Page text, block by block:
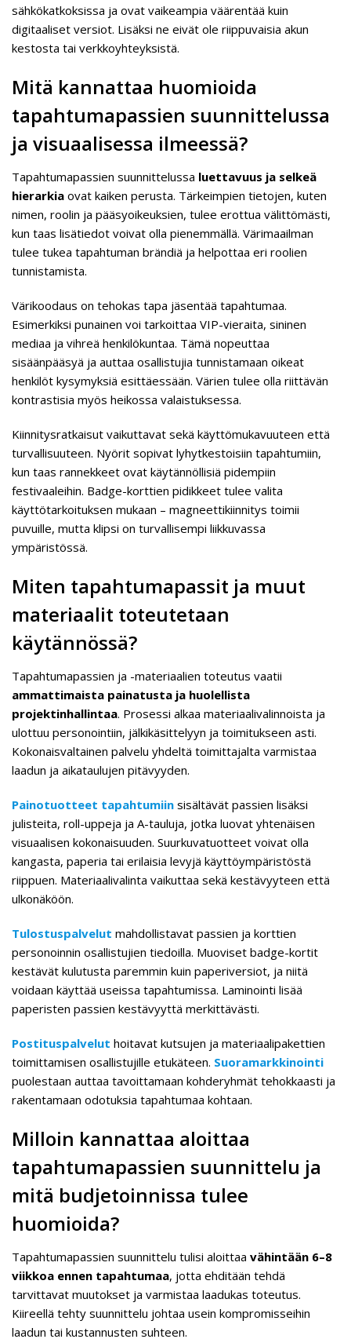
sähkökatkoksissa ja ovat vaikeampia väärentää kuin
digitaaliset versiot. Lisäksi ne eivät ole riippuvaisia akun
kestosta tai verkkoyhteyksistä.
Mitä kannattaa huomioida
tapahtumapassien suunnittelussa
ja visuaalisessa ilmeessä?
Tapahtumapassien suunnittelussa luettavuus ja selkeä
hierarkia ovat kaiken perusta. Tärkeimpien tietojen, kuten
nimen, roolin ja pääsyoikeuksien, tulee erottua välittömästi,
kun taas lisätiedot voivat olla pienemmällä. Värimaailman
tulee tukea tapahtuman brändiä ja helpottaa eri roolien
tunnistamista.
Värikoodaus on tehokas tapa jäsentää tapahtumaa.
Esimerkiksi punainen voi tarkoittaa VIP-vieraita, sininen
mediaa ja vihreä henkilökuntaa. Tämä nopeuttaa
sisäänpääsyä ja auttaa osallistujia tunnistamaan oikeat
henkilöt kysymyksiä esittäessään. Värien tulee olla riittävän
kontrastisia myös heikossa valaistuksessa.
Kiinnitysratkaisut vaikuttavat sekä käyttömukavuuteen että
turvallisuuteen. Nyörit sopivat lyhytkestoisiin tapahtumiin,
kun taas rannekkeet ovat käytännöllisiä pidempiin
festivaaleihin. Badge-korttien pidikkeet tulee valita
käyttötarkoituksen mukaan – magneettikiinnitys toimii
puvuille, mutta klipsi on turvallisempi liikkuvassa
ympäristössä.
Miten tapahtumapassit ja muut
materiaalit toteutetaan
käytännössä?
Tapahtumapassien ja -materiaalien toteutus vaatii
ammattimaista painatusta ja huolellista
projektinhallintaa. Prosessi alkaa materiaalivalinnoista ja
ulottuu personointiin, jälkikäsittelyyn ja toimitukseen asti.
Kokonaisvaltainen palvelu yhdeltä toimittajalta varmistaa
laadun ja aikataulujen pitävyyden.
Painotuotteet tapahtumiin sisältävät passien lisäksi
julisteita, roll-uppeja ja A-tauluja, jotka luovat yhtenäisen
visuaalisen kokonaisuuden. Suurkuvatuotteet voivat olla
kangasta, paperia tai erilaisia levyjä käyttöympäristöstä
riippuen. Materiaalivalinta vaikuttaa sekä kestävyyteen että
ulkonäköön.
Tulostuspalvelut mahdollistavat passien ja korttien
personoinnin osallistujien tiedoilla. Muoviset badge-kortit
kestävät kulutusta paremmin kuin paperiversiot, ja niitä
voidaan käyttää useissa tapahtumissa. Laminointi lisää
paperisten passien kestävyyttä merkittävästi.
Postituspalvelut hoitavat kutsujen ja materiaalipakettien
toimittamisen osallistujille etukäteen. Suoramarkkinointi
puolestaan auttaa tavoittamaan kohderyhmät tehokkaasti ja
rakentamaan odotuksia tapahtumaa kohtaan.
Milloin kannattaa aloittaa
tapahtumapassien suunnittelu ja
mitä budjetoinnissa tulee
huomioida?
Tapahtumapassien suunnittelu tulisi aloittaa vähintään 6–8
viikkoa ennen tapahtumaa, jotta ehditään tehdä
tarvittavat muutokset ja varmistaa laadukas toteutus.
Kiireellä tehty suunnittelu johtaa usein kompromisseihin
laadun tai kustannusten suhteen.